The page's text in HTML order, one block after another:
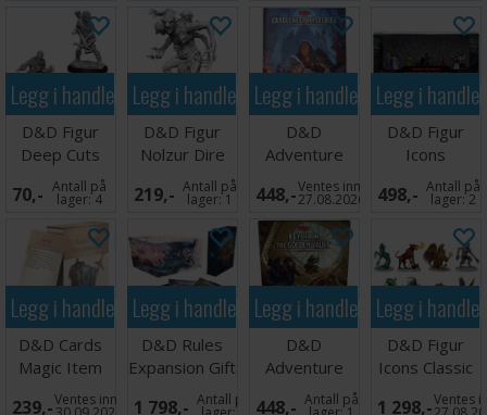
Legg i handlekurven
D&D Figur
Deep Cuts
Bandits
70,- Antall på
lager:4
Legg i handlekurven
D&D Figur
Nolzur Dire
Troll
219,- Antall på
lager:1
Legg i handlekurven
D&D
Adventure
Candlekeep
Mysteries
448,-Ventes inn
27.08.2026
Legg i
D&D Figur
Icons
Denizens of
Ravenloft
498,- Antall på
lager:2
Legg i handlekurven
D&D Cards
Magic Item
Compendium
239,-Ventes inn
Legg i handlekurven
D&D Rules
Expansion Gift
1 798,- Antall på
Legg i handlekurven
D&D
Adventure
Keys Golden
448,- Antall på
Legg i
D&D Figur
Icons Classic
Monsters G-J
1 298,-Ventes